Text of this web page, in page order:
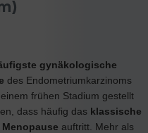
gynäkologische
des Endometriumkarzinoms
frühen Stadium gestellt
dass häufig das klassische
auftritt. Mehr als